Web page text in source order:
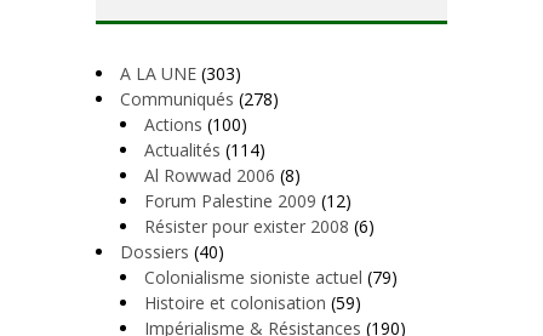
A LA UNE (303)
Communiqués (278)
Actions (100)
Actualités (114)
Al Rowwad 2006 (8)
Forum Palestine 2009 (12)
Résister pour exister 2008 (6)
Dossiers (40)
Colonialisme sioniste actuel (79)
Histoire et colonisation (59)
Impérialisme & Résistances (190)